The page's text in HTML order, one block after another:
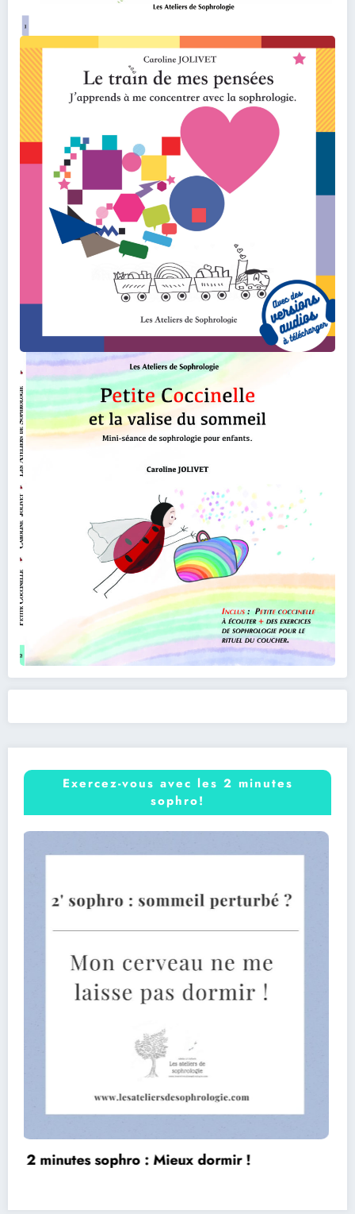
Exercez-vous avec les 2 minutes
sophro!
2 minutes sophro KIDS : Détente express